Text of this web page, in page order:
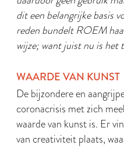
dit een belangrijke basis
reden bundelt ROEM
wijze; want juist nu is het
WAARDE VAN KUNST
De bijzondere en
coronacrisis met zich
waarde van kunst is. Er
van creativiteit plaats,